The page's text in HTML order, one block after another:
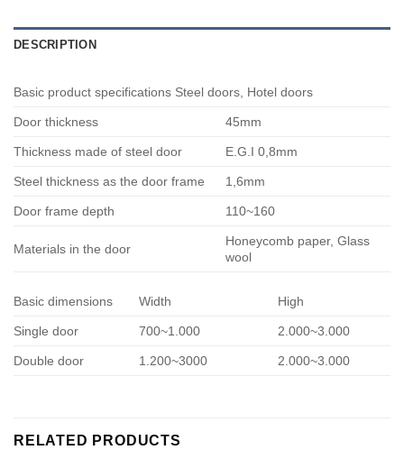
DESCRIPTION
Basic product specifications Steel doors, Hotel doors
Door thickness 45mm
Thickness made of steel door E.G.I 0,8mm
Steel thickness as the door frame 1,6mm
Door frame depth 110~160
Materials in the door
Honeycomb paper, Glass
wool
Basic dimensions Width High
Single door 700~1.000 2.000~3.000
Double door 1.200~3000 2.000~3.000
RELATED PRODUCTS